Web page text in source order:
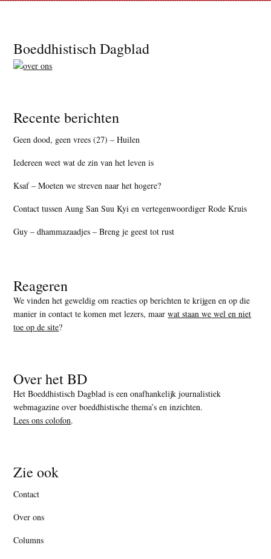
Footer
Boeddhistisch Dagblad
Recente berichten
Geen dood, geen vrees (27) – Huilen
Iedereen weet wat de zin van het leven is
Ksaf – Moeten we streven naar het hogere?
Contact tussen Aung San Suu Kyi en vertegenwoordiger Rode Kruis
Guy – dhammazaadjes – Breng je geest tot rust
Reageren
We vinden het geweldig om reacties op berichten te krijgen en op die
manier in contact te komen met lezers, maarwat staan we wel en niet
toe op de site?
Over het BD
Het Boeddhistisch Dagblad is een onafhankelijk journalistiek
webmagazine over boeddhistische thema’s en inzichten.
Lees ons colofon.
Zie ook
Contact
Over ons
Columns